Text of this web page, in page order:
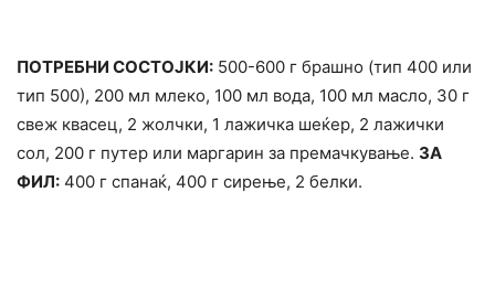
ПОТРЕБНИ СОСТОЈКИ: 500-600 г брашно (тип 400 или
тип 500), 200 мл млеко, 100 мл вода, 100 мл масло, 30 г
свеж квасец, 2 жолчки, 1 лажичка шеќер, 2 лажички
сол, 200 г путер или маргарин за премачкување. ЗА
ФИЛ: 400 г спанаќ, 400 г сирење, 2 белки.